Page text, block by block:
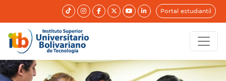
Portal estudiantil